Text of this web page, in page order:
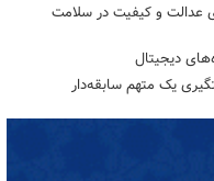
عدالت و کیفیت در سلامت
دیجیتال
یک متهم سابقه‌دار